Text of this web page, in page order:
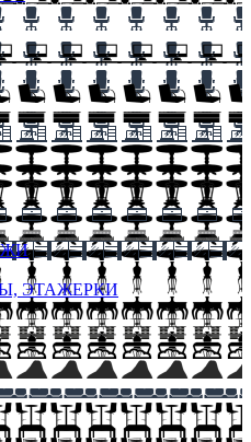
ЭТАЖЕРКИ